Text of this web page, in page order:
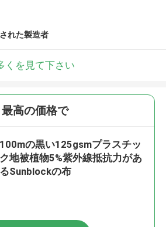
れた製造者
くを見て下さい
最高の価格で
100mの黒い125gsmプラスチッ
ク地被植物5%紫外線抵抗力があ
るSunblockの布